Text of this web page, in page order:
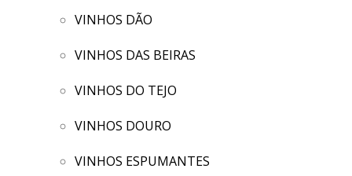
VINHOS DÃO
VINHOS DAS BEIRAS
VINHOS DO TEJO
VINHOS DOURO
VINHOS ESPUMANTES